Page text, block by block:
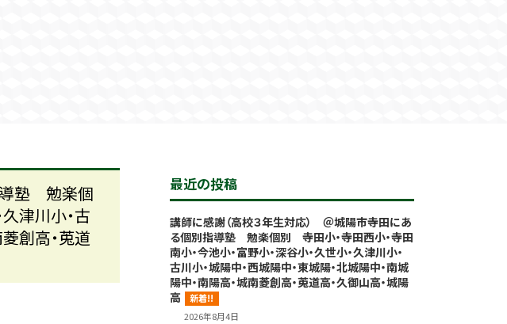
導塾 勉楽個
津川小・古
創高・莵道
最近の投稿
講師に感謝（高校３年生対応） ＠城陽市寺田にあ
る個別指導塾 勉楽個別 寺田小・寺田西小・寺田
南小・今池小・富野小・深谷小・久世小・久津川小・
古川小・城陽中・西城陽中・東城陽・北城陽中・南城
陽中・南陽高・城南菱創高・莵道高・久御山高・城陽
高
新着!!
2026年8月4日